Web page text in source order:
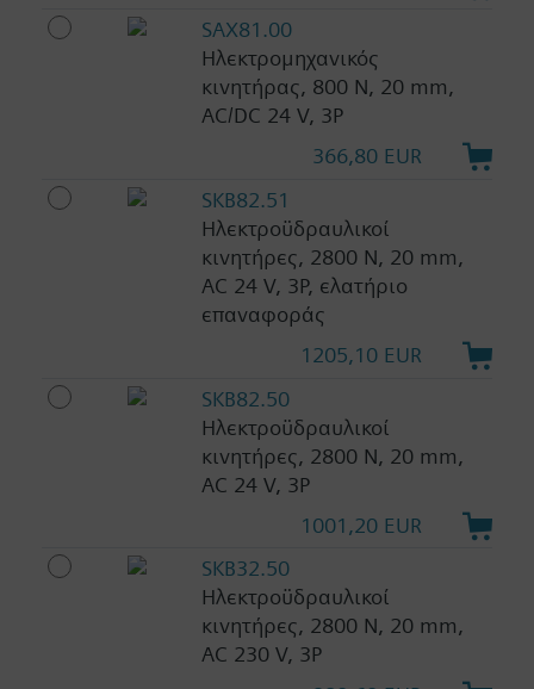
SAX81.00
Ηλεκτρομηχανικός
κινητήρας, 800 N, 20 mm,
AC/DC 24 V, 3P
366,80 EUR
SKB82.51
Ηλεκτροϋδραυλικοί
κινητήρες, 2800 N, 20 mm,
AC 24 V, 3P, ελατήριο
επαναφοράς
1205,10 EUR
SKB82.50
Ηλεκτροϋδραυλικοί
κινητήρες, 2800 N, 20 mm,
AC 24 V, 3P
1001,20 EUR
SKB32.50
Ηλεκτροϋδραυλικοί
κινητήρες, 2800 N, 20 mm,
AC 230 V, 3P